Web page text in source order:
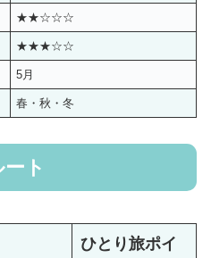
★★☆☆☆
★★★☆☆
5月
春・秋・冬
ト
ひとり旅ポイ